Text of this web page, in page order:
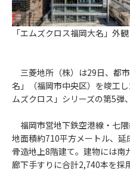
「エムズクロス福岡大名」外観
三菱地所（株）は29日、都
名」（福岡市中央区）を竣工
ムズクロス」シリーズの第5弾
福岡市営地下鉄空港線・七
地面積約710平方メートル、
骨造地上8階建て。建物には南
廊下手すりに合計2,740本を採